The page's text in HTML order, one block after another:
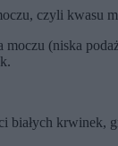
czyli kwasu
moczu (niska
białych